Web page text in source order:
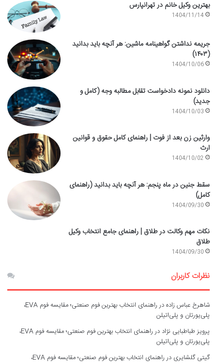
بهترین وکیل خانم در تهرانپارس
1404/11/14
جریمه نداشتن گواهینامه ماشین: هر آنچه باید بدانید
(۱۴۰۳)
1404/10/06
دانلود نمونه دادخواست تقابل مطالبه وجه (کامل و
جدید)
1404/10/03
وارثین زن بعد از فوت | راهنمای کامل حقوق و قوانین
ارث
1404/10/02
سقط جنین در ماه پنجم: هر آنچه باید بدانید (راهنمای
کامل)
1404/09/30
نکات مهم وکالت در طلاق | راهنمای جامع انتخاب وکیل
طلاق
1404/09/30
نظرات کاربران
شاهرخ عباس زادهدر
راهنمای انتخاب بهترین فوم صنعتی؛ مقایسه فوم EVA،
پلی‌یورتان و پلی‌اتیلن
پرویز طباطبایی نژاد در
راهنمای انتخاب بهترین فوم صنعتی؛ مقایسه فوم EVA،
پلی‌یورتان و پلی‌اتیلن
گیتی گلشایری در
راهنمای انتخاب بهترین فوم صنعتی؛ مقایسه فوم EVA،